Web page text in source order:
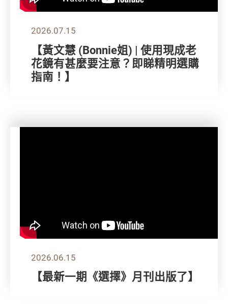
2026.07.15
【黃文慧 (Bonnie姐) | 使用現成老
花鏡有甚麼要注意？即睇精明選購
指南！】
2026.06.15
【最新一期《選擇》月刊出版了】